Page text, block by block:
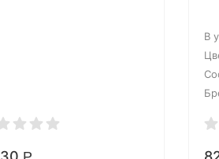
В